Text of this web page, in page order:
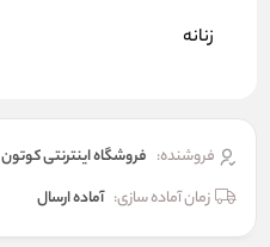
زنانه
فروشنده: فروشگاه اینترنتی کوتون
زمان آماده سازی: آماده ارسال